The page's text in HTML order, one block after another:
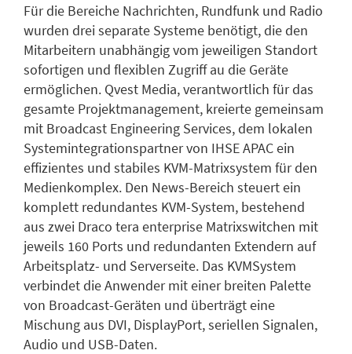
Für die Bereiche Nachrichten, Rundfunk und Radio
wurden drei separate Systeme benötigt, die den
Mitarbeitern unabhängig vom jeweiligen Standort
sofortigen und flexiblen Zugriff au die Geräte
ermöglichen. Qvest Media, verantwortlich für das
gesamte Projektmanagement, kreierte gemeinsam
mit Broadcast Engineering Services, dem lokalen
Systemintegrationspartner von IHSE APAC ein
effizientes und stabiles KVM-Matrixsystem für den
Medienkomplex. Den News-Bereich steuert ein
komplett redundantes KVM-System, bestehend
aus zwei Draco tera enterprise Matrixswitchen mit
jeweils 160 Ports und redundanten Extendern auf
Arbeitsplatz- und Serverseite. Das KVMSystem
verbindet die Anwender mit einer breiten Palette
von Broadcast-Geräten und überträgt eine
Mischung aus DVI, DisplayPort, seriellen Signalen,
Audio und USB-Daten.